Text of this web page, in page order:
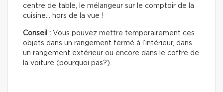
centre de table, le mélangeur sur le comptoir de la
cuisine… hors de la vue !
Conseil : Vous pouvez mettre temporairement ces
objets dans un rangement fermé à l’intérieur, dans
un rangement extérieur ou encore dans le coffre de
la voiture (pourquoi pas?).